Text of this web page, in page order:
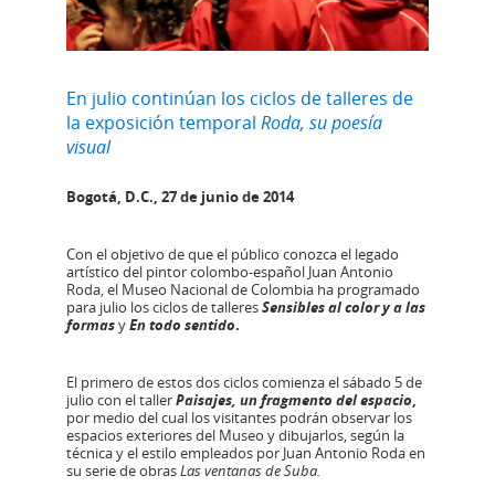
En julio continúan los ciclos de talleres de
la exposición temporal Roda, su poesía
visual
Bogotá, D.C., 27 de junio de 2014
Con el objetivo de que el público conozca el legado
artístico del pintor colombo-español Juan Antonio
Roda, el Museo Nacional de Colombia ha programado
para julio los ciclos de talleresSensibles al color y a las
formasyEn todo sentido.
El primero de estos dos ciclos comienza el sábado 5 de
julio con el tallerPaisajes, un fragmento del espacio,
por medio del cual los visitantes podrán observar los
espacios exteriores del Museo y dibujarlos, según la
técnica y el estilo empleados por Juan Antonio Roda en
su serie de obrasLas ventanas de Suba.